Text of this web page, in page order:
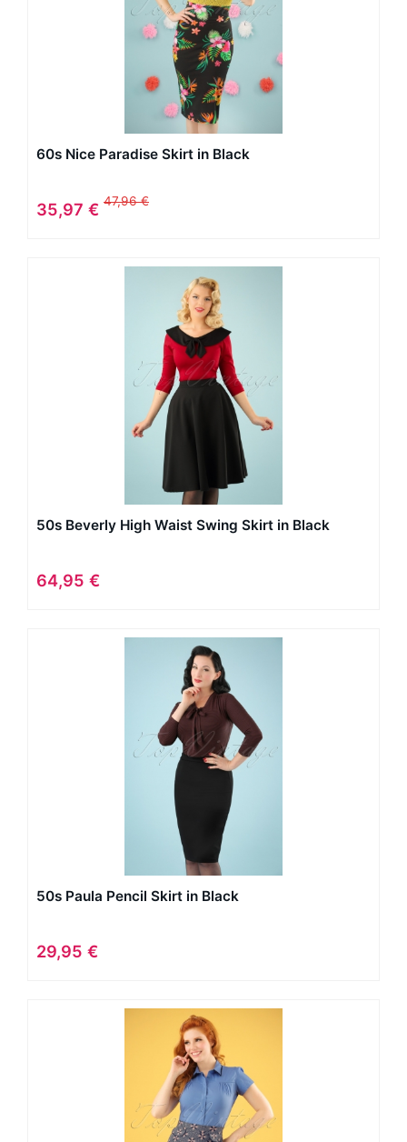
60s Nice Paradise Skirt in Black
35,97 € 47,96 €
50s Beverly High Waist Swing Skirt in Black
64,95 €
50s Paula Pencil Skirt in Black
29,95 €